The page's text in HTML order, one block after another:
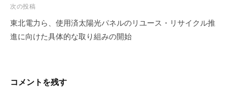
ー
シ
ョ
次の投稿
東北電力ら、使用済太陽光パネルのリユース・リサイクル推
進に向けた具体的な取り組みの開始
コメントを残す